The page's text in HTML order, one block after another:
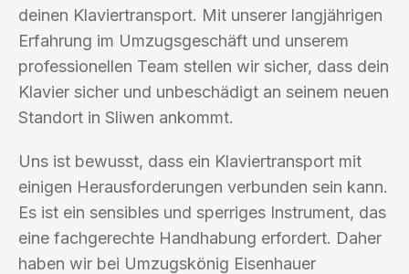
deinen Klaviertransport. Mit unserer langjährigen
Erfahrung im Umzugsgeschäft und unserem
professionellen Team stellen wir sicher, dass dein
Klavier sicher und unbeschädigt an seinem neuen
Standort in Sliwen ankommt.
Uns ist bewusst, dass ein Klaviertransport mit
einigen Herausforderungen verbunden sein kann.
Es ist ein sensibles und sperriges Instrument, das
eine fachgerechte Handhabung erfordert. Daher
haben wir bei Umzugskönig Eisenhauer